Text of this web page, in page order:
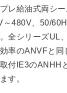
レ給油式両シ
～480V、50/
全シリーズUL
率のANVFと
付IE3のANHH
す。